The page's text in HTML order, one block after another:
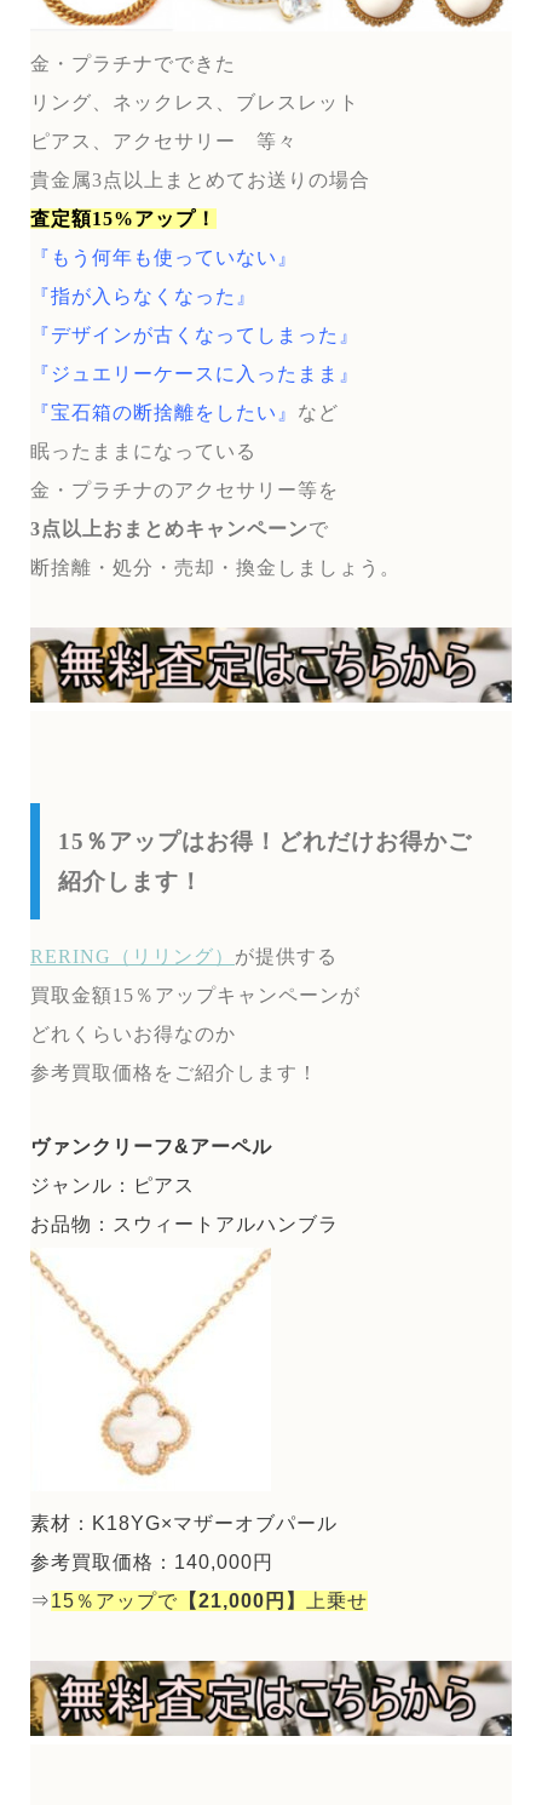
金・プラチナでできた
リング、ネックレス、ブレスレット
ピアス、アクセサリー 等々
貴金属3点以上まとめてお送りの場合
査定額15%アップ！
『もう何年も使っていない』
『指が入らなくなった』
『デザインが古くなってしまった』
『ジュエリーケースに入ったまま』
『宝石箱の断捨離をしたい』 など
眠ったままになっている
金・プラチナのアクセサリー等を
3点以上おまとめキャンペーンで
断捨離・処分・売却・換金しましょう。
15％アップはお得！どれだけお得かご
紹介します！
RERING（リリング） が提供する
買取金額15％アップキャンペーンが
どれくらいお得なのか
参考買取価格をご紹介します！
ヴァンクリーフ&アーペル
ジャンル：ピアス
お品物：スウィートアルハンブラ
素材：K18YG×マザーオブパール
参考買取価格：140,000円
⇒15％アップで 【21,000円】 上乗せ